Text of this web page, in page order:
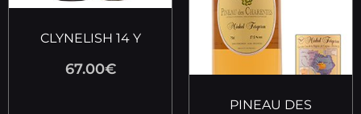
CLYNELISH 14 Y
67.00€
PINEAU DES